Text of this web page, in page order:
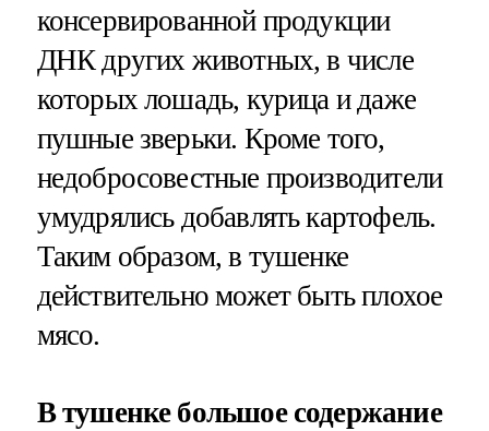
консервированной продукции
ДНК других животных, в числе
которых лошадь, курица и даже
пушные зверьки. Кроме того,
недобросовестные производители
умудрялись добавлять картофель.
Таким образом, в тушенке
действительно может быть плохое
мясо.
В тушенке большое содержание